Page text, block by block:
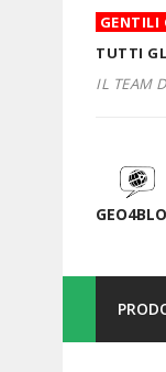
GENTILI
TUTTI
IL TEAM